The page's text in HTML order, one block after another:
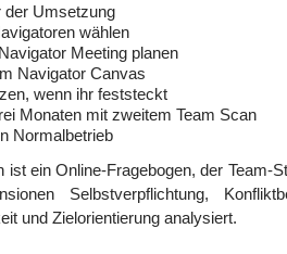
der Umsetzung
wählen
Meeting planen
Navigator Canvas
wenn ihr feststeckt
Monaten mit zweitem Team Scan
Normalbetrieb
ist ein Online-Fragebogen, der Team-
Selbstverpflichtung,
und Zielorientierung analysiert.